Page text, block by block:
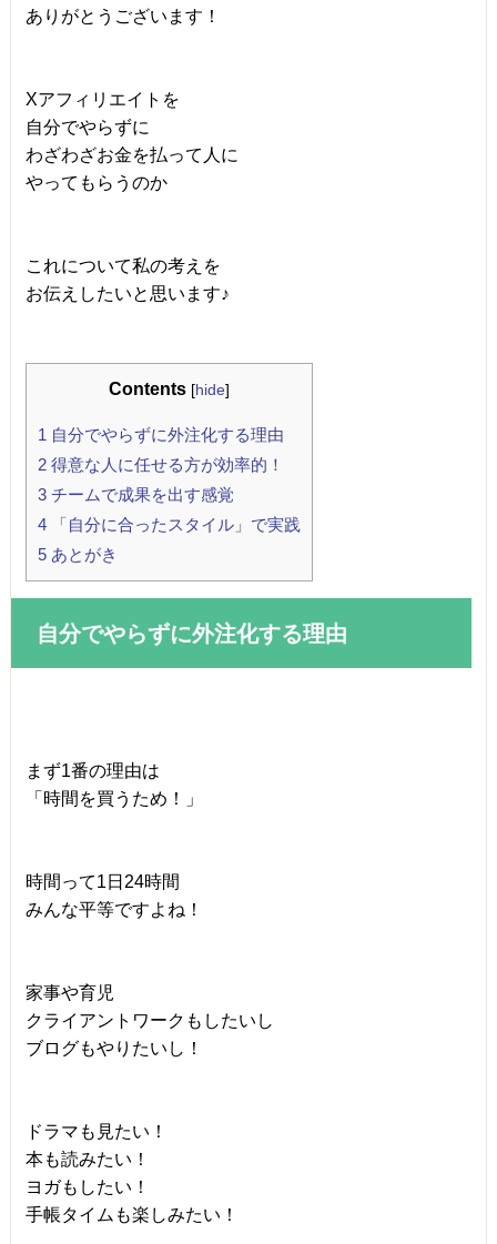
ありがとうございます！
Xアフィリエイトを
自分でやらずに
わざわざお金を払って人に
やってもらうのか
これについて私の考えを
お伝えしたいと思います♪
Contents [hide]
1自分でやらずに外注化する理由
2得意な人に任せる方が効率的！
3チームで成果を出す感覚
4「自分に合ったスタイル」で実践
5あとがき
自分でやらずに外注化する理由
まず1番の理由は
「時間を買うため！」
時間って1日24時間
みんな平等ですよね！
家事や育児
クライアントワークもしたいし
ブログもやりたいし！
ドラマも見たい！
本も読みたい！
ヨガもしたい！
手帳タイムも楽しみたい！